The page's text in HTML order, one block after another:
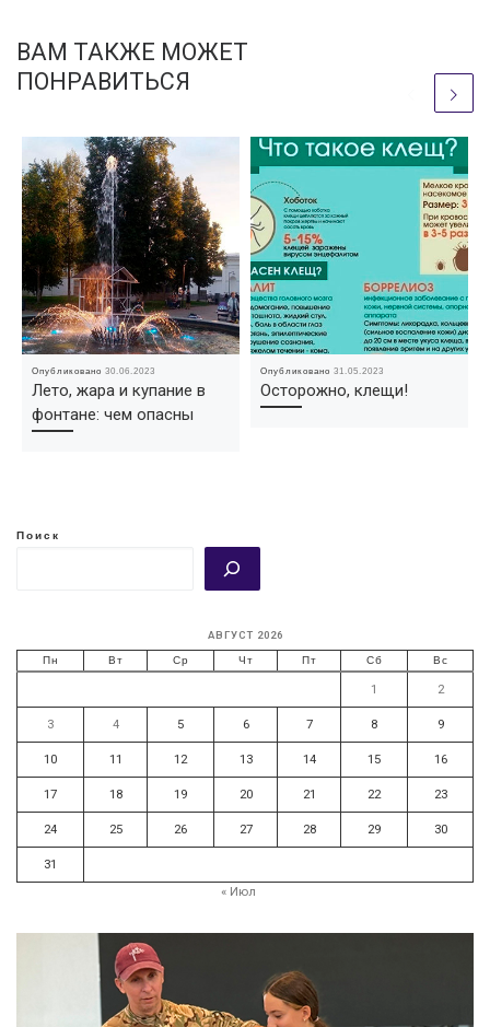
ВАМ ТАКЖЕ МОЖЕТ
ПОНРАВИТЬСЯ
Опубликовано30.06.2023
Лето, жара и купание в
фонтане: чем опасны
Опубликовано31.05.2023
Осторожно, клещи!
Поиск
АВГУСТ 2026
Пн Вт Ср Чт Пт Сб Вс
1 2
3 4 5 6 7 8 9
10 11 12 13 14 15 16
17 18 19 20 21 22 23
24 25 26 27 28 29 30
31
« Июл